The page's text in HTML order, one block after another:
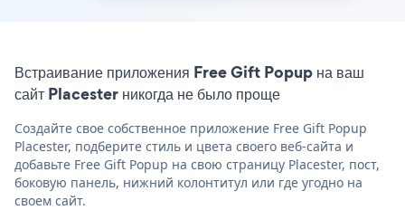
Встраивание приложения Free Gift Popup на ваш
сайт Placester никогда не было проще
Создайте свое собственное приложение Free Gift Popup
Placester, подберите стиль и цвета своего веб-сайта и
добавьте Free Gift Popup на свою страницу Placester, пост,
боковую панель, нижний колонтитул или где угодно на
своем сайт.